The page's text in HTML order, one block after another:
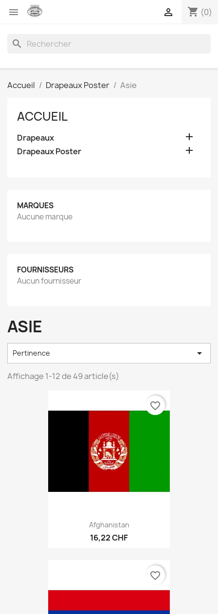
 shopping_cart (0)

search
Accueil Drapeaux Poster Asie
ACCUEIL
Drapeaux 
Drapeaux Poster 
MARQUES
Aucune marque
FOURNISSEURS
Aucun fournisseur
ASIE
Pertinence 
Affichage 1-12 de 49 article(s)
Afghanistan
16,22 CHF
favorite_border
favorite_border